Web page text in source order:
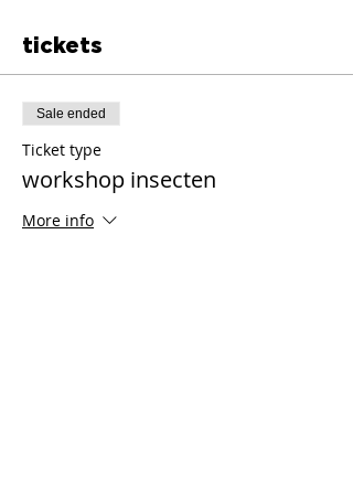
tickets
Sale ended
Ticket type
workshop insecten
More info